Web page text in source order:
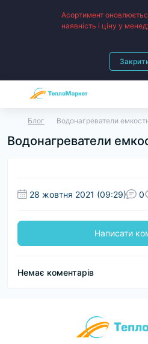
Асортимент
наявність і ціну у
Блог Водонагреватели
Водонагреватели
28 жовтня 2021 (09:29) 0
Написати
Немає коментарів